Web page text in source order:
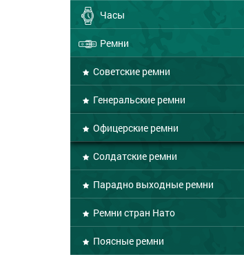
Часы
Ремни
Советские ремни
Генеральские ремни
Офицерские ремни
Солдатские ремни
Парадно выходные ремни
Ремни стран Нато
Поясные ремни